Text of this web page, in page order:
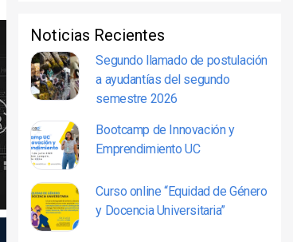
Noticias Recientes
Segundo llamado de postulación
a ayudantías del segundo
semestre 2026
Bootcamp de Innovación y
Emprendimiento UC
Curso online “Equidad de Género
y Docencia Universitaria”